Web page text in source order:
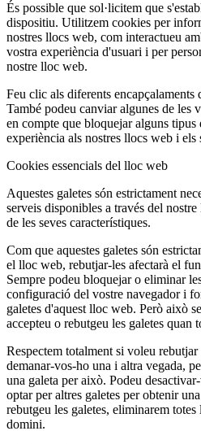
És possible que sol·licitem que
dispositiu. Utilitzem cookies per
nostres llocs web, com interactueu
vostra experiència d'usuari i per
nostre lloc web.
Feu clic als diferents encapçalaments
També podeu canviar algunes de les
en compte que bloquejar alguns
experiència als nostres llocs web i els
Cookies essencials del lloc web
Aquestes galetes són estrictament
serveis disponibles a través del
de les seves característiques.
Com que aquestes galetes són
el lloc web, rebutjar-les afectarà el
Sempre podeu bloquejar o eliminar
configuració del vostre navegador i
galetes d'aquest lloc web. Però això
accepteu o rebutgeu les galetes quan
Respectem totalment si voleu
demanar-vos-ho una i altra vegada,
una galeta per això. Podeu
optar per altres galetes per obtenir
rebutgeu les galetes, eliminarem totes
domini.